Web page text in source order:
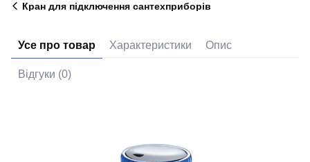
Кран для підключення сантехприборів
Усе про товар Характеристики Опис
Відгуки (0)